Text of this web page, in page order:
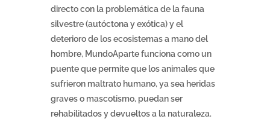
directo con la problemática de la fauna
silvestre (autóctona y exótica) y el
deterioro de los ecosistemas a mano del
hombre, MundoAparte funciona como un
puente que permite que los animales que
sufrieron maltrato humano, ya sea heridas
graves o mascotismo, puedan ser
rehabilitados y devueltos a la naturaleza.